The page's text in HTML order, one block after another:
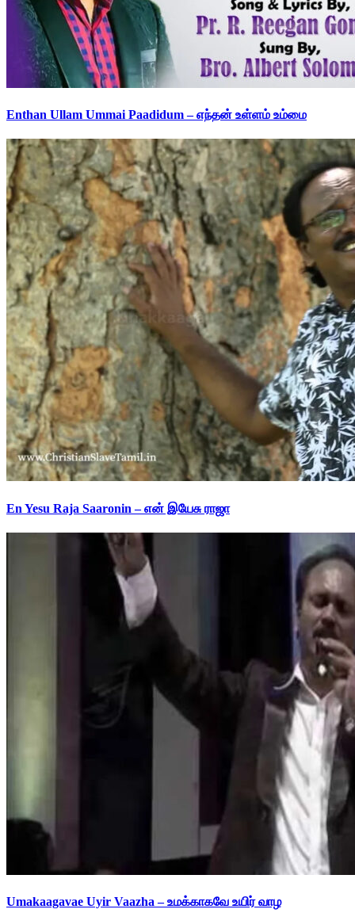
Enthan Ullam Ummai Paadidum – எந்தன் உள்ளம் உம்மை
En Yesu Raja Saaronin – என் இயேசு ராஜா
Umakaagavae Uyir Vaazha – உமக்காகவே உயிர் வாழ